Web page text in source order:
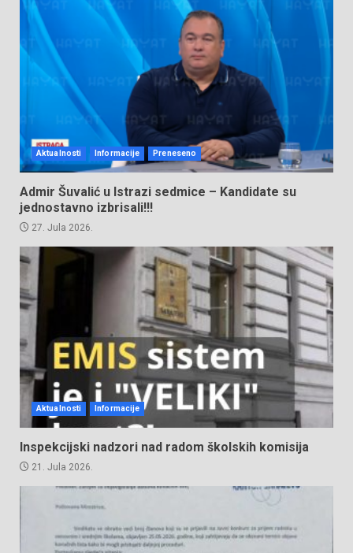
Aktualnosti Informacije Preneseno
Admir Šuvalić u Istrazi sedmice – Kandidate su
jednostavno izbrisali!!!
27. Jula 2026.
Aktualnosti Informacije
Inspekcijski nadzori nad radom školskih komisija
21. Jula 2026.